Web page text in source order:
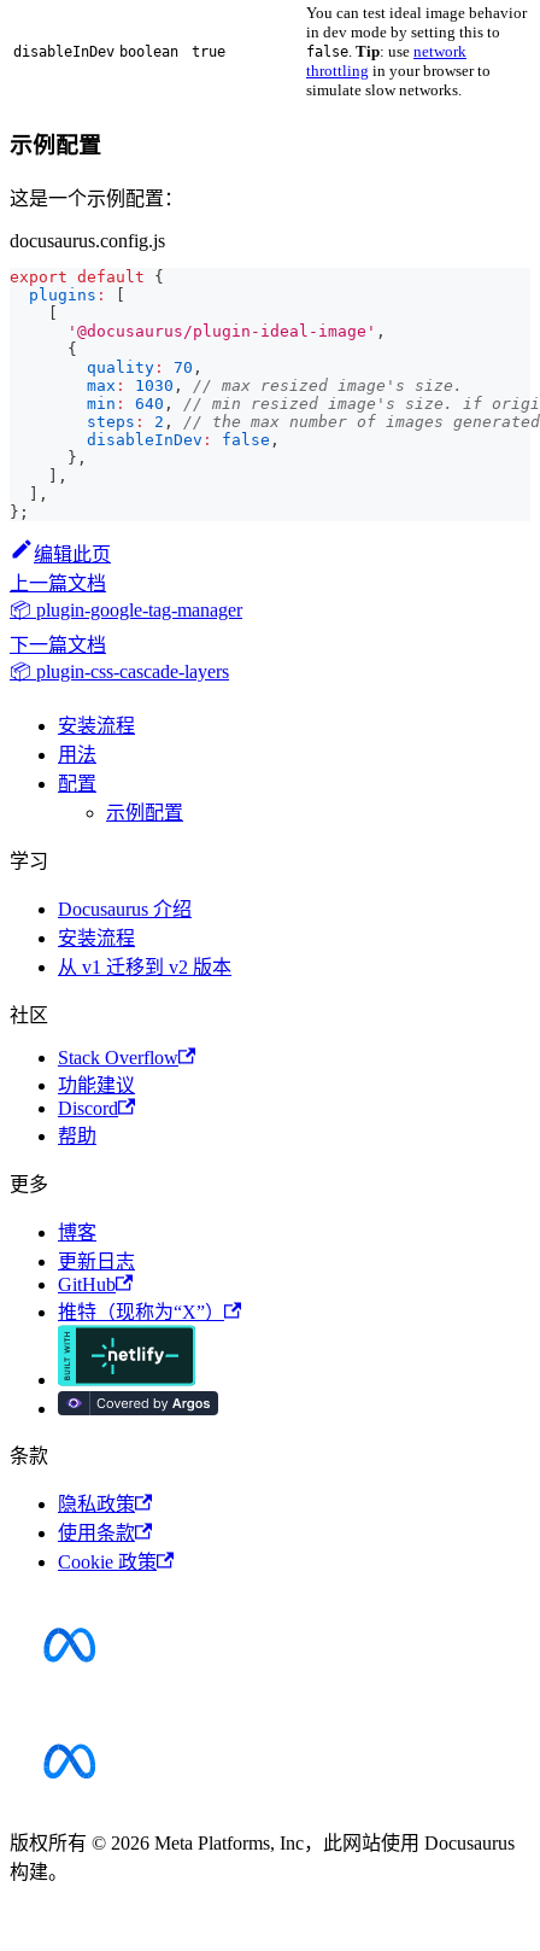
disableInDev boolean true
You can test ideal image behavior
in dev mode by setting this to
false. Tip: use network
throttling in your browser to
simulate slow networks.
示例配置
这是一个示例配置：
docusaurus.config.js
export default
{
plugins :
[
[
'@docusaurus/plugin-ideal-image' ,
{
quality : 70 ,
max : 1030 ,
// max resized image's size.
min : 640 ,
// min resized image's size. if
steps : 2 ,
// the max number of images
disableInDev : false ,
} ,
] ,
] ,
} ;
编辑此页
上一篇文档
📦 plugin-google-tag-manager
下一篇文档
📦 plugin-css-cascade-layers
安装流程
用法
配置
示例配置
学习
Docusaurus 介绍
安装流程
从 v1 迁移到 v2 版本
社区
Stack Overflow
功能建议
Discord
帮助
更多
博客
更新日志
GitHub
推特（现称为“X”）
条款
隐私政策
使用条款
Cookie 政策
版权所有 © 2026 Meta Platforms, Inc，此网站使用 Docusaurus
构建。